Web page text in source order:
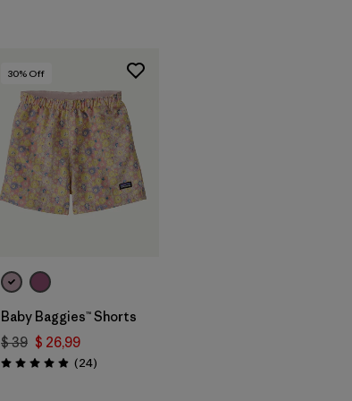
30% Off
Baby Baggies™ Shorts
$ 39 $ 26,99
Valoración: 4.9 / 5
(24Comentarios
)